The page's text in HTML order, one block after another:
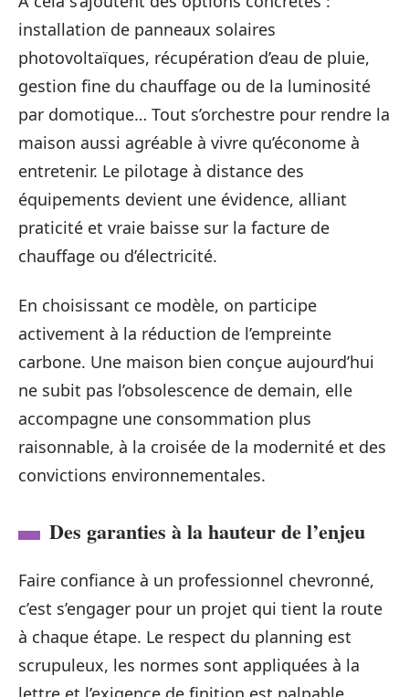
installation de panneaux solaires
photovoltaïques, récupération d’eau de pluie,
gestion fine du chauffage ou de la luminosité
par domotique… Tout s’orchestre pour rendre la
maison aussi agréable à vivre qu’économe à
entretenir. Le pilotage à distance des
équipements devient une évidence, alliant
praticité et vraie baisse sur la facture de
chauffage ou d’électricité.
En choisissant ce modèle, on participe
activement à la réduction de l’empreinte
carbone. Une maison bien conçue aujourd’hui
ne subit pas l’obsolescence de demain, elle
accompagne une consommation plus
raisonnable, à la croisée de la modernité et des
convictions environnementales.
Des garanties à la hauteur de l’enjeu
Faire confiance à un professionnel chevronné,
c’est s’engager pour un projet qui tient la route
à chaque étape. Le respect du planning est
scrupuleux, les normes sont appliquées à la